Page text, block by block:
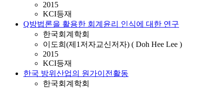
2015
KCI등재
Q방법론을 활용한 회계윤리 인식에 대한 연구
한국회계학회
이도희(제1저자교신저자) ( Doh Hee Lee )
2015
KCI등재
한국 방위산업의 원가이전활동
한국회계학회